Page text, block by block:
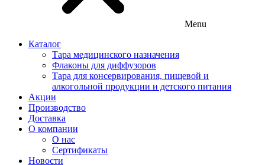
Menu
Каталог
Тара медицинского назначения
Флаконы для диффузоров
Тара для консервирования, пищевой и
алкогольной продукции и детского питания
Акции
Производство
Доставка
О компании
О нас
Сертификаты
Новости